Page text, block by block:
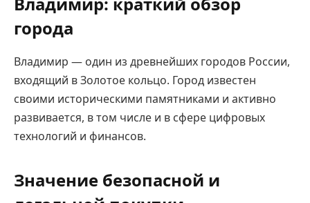
города
Владимир — один из древнейших городов России,
входящий в Золотое кольцо. Город известен
своими историческими памятниками и активно
развивается, в том числе и в сфере цифровых
технологий и финансов.
Значение безопасной и